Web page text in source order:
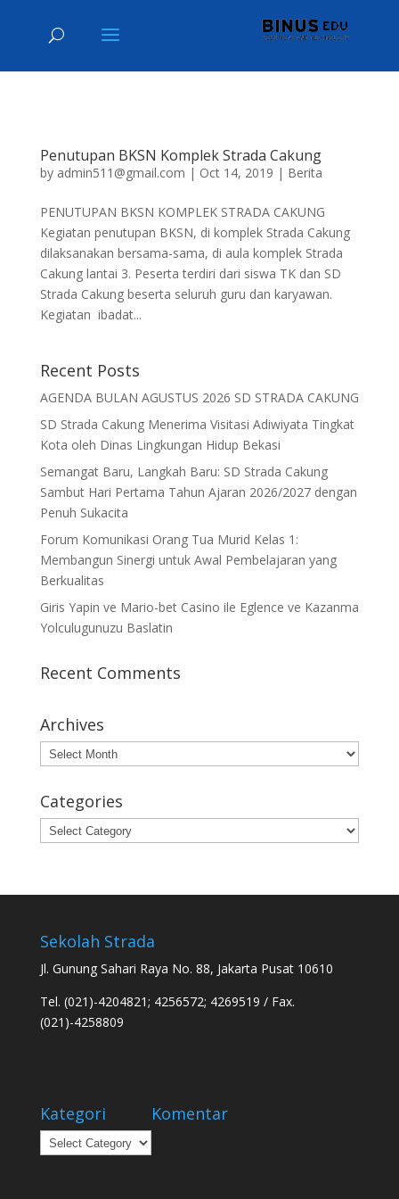
Penutupan BKSN Komplek Strada Cakung
by admin511@gmail.com | Oct 14, 2019 | Berita
PENUTUPAN BKSN KOMPLEK STRADA CAKUNG
Kegiatan penutupan BKSN, di komplek Strada Cakung
dilaksanakan bersama-sama, di aula komplek Strada
Cakung lantai 3. Peserta terdiri dari siswa TK dan SD
Strada Cakung beserta seluruh guru dan karyawan.
Kegiatan ibadat...
Recent Posts
AGENDA BULAN AGUSTUS 2026 SD STRADA CAKUNG
SD Strada Cakung Menerima Visitasi Adiwiyata Tingkat
Kota oleh Dinas Lingkungan Hidup Bekasi
Semangat Baru, Langkah Baru: SD Strada Cakung
Sambut Hari Pertama Tahun Ajaran 2026/2027 dengan
Penuh Sukacita
Forum Komunikasi Orang Tua Murid Kelas 1:
Membangun Sinergi untuk Awal Pembelajaran yang
Berkualitas
Giris Yapin ve Mario-bet Casino ile Eglence ve Kazanma
Yolculugunuzu Baslatin
Recent Comments
Archives
Archives
Categories
Categories
Sekolah Strada
Jl. Gunung Sahari Raya No. 88, Jakarta Pusat 10610
Tel. (021)-4204821; 4256572; 4269519 / Fax.
(021)-4258809
Kategori
Kategori
Komentar